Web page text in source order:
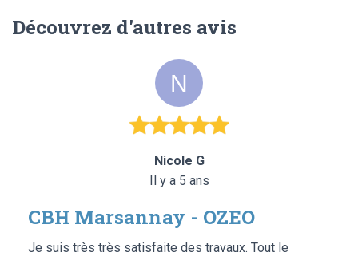
Découvrez d'autres avis
Nicole G
Il y a 5 ans
CBH Marsannay - OZEO
Je suis très très satisfaite des travaux. Tout le